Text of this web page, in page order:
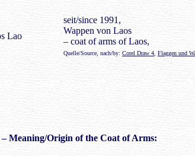
seit/since 1991,
Wappen von Laos
– coat of arms of Laos,
Quelle/Source, nach/by: Corel Draw 4 Flaggen und
– Meaning/Origin of the Coat of Arms: